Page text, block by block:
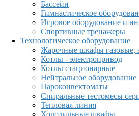
Бассейн
Гимнастическое
Игровое оборудование и
Спортивные тренажеры
Технологическое оборудование
Жарочные шкафы газовые,
Котлы - электропривод
Котлы стационарные
Нейтральное оборудование
Пароконвектоматы
Спиральные тестомесы
Тепловая линия
Холодильные шкафы